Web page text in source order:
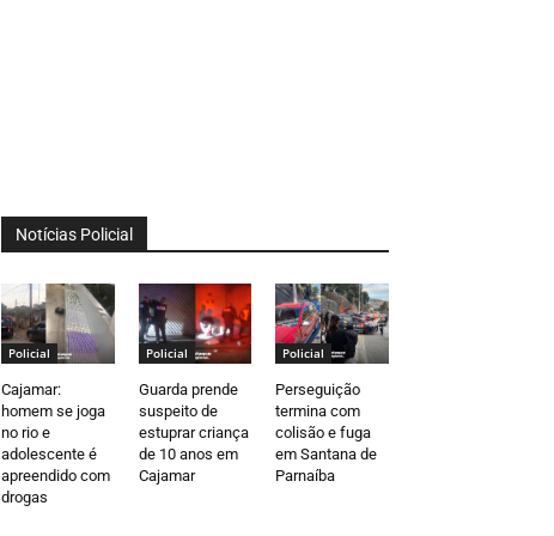
Notícias Policial
Policial
Cajamar:
homem se joga
no rio e
adolescente é
apreendido com
drogas
Policial
Guarda prende
suspeito de
estuprar criança
de 10 anos em
Cajamar
Policial
Perseguição
termina com
colisão e fuga
em Santana de
Parnaíba